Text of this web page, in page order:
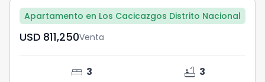
Apartamento en Los Cacicazgos Distrito Nacional
USD	811,250Venta
bed 3 bathtub 3